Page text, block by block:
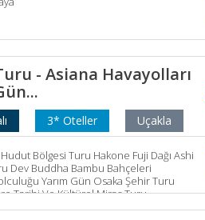
- Asiana Havayolları
3* Oteller Uçakla
Bölgesi Turu Hakone Fuji Dağı Ashi
Dev Buddha Bambu Bahçeleri
Yarım Gün Osaka Şehir Turu
Tarihi Ve Kültürel Miras Turu